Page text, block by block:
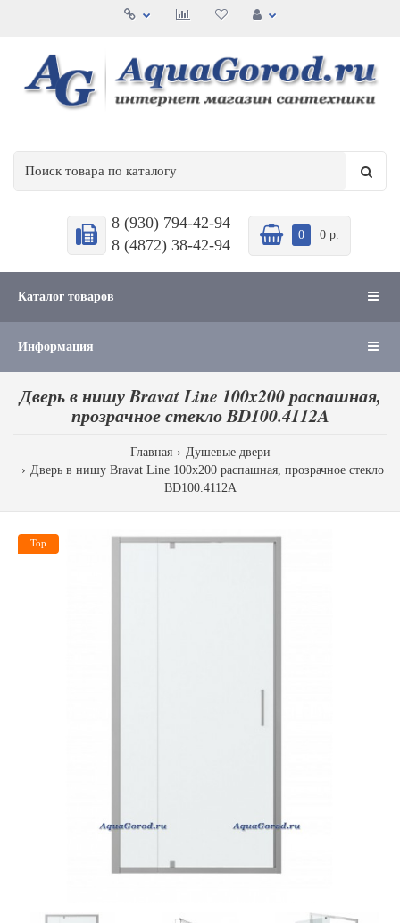
8 (930) 794-42-94
8 (4872) 38-42-94
0 0 р.
Каталог товаров
Информация
Дверь в нишу Bravat Line 100x200 распашная,
прозрачное стекло BD100.4112A
Главная
Душевые двери
Дверь в нишу Bravat Line 100x200 распашная, прозрачное стекло
BD100.4112A
Top